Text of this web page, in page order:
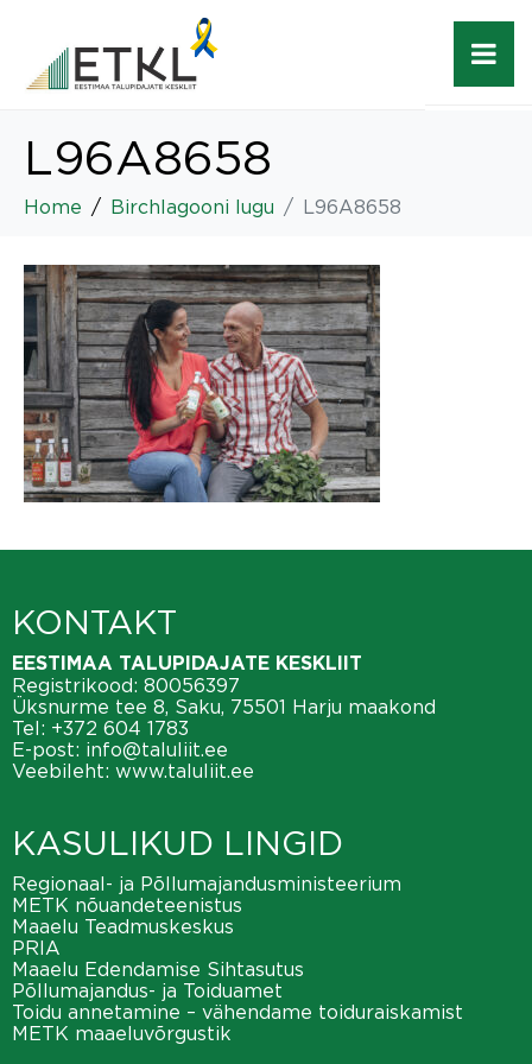
L96A8658
Home Birchlagooni lugu L96A8658
KONTAKT
EESTIMAA TALUPIDAJATE KESKLIIT
Registrikood: 80056397
Üksnurme tee 8, Saku, 75501 Harju maakond
Tel: +372 604 1783
E-post: info@taluliit.ee
Veebileht: www.taluliit.ee
KASULIKUD LINGID
Regionaal- ja Põllumajandusministeerium
METK nõuandeteenistus
Maaelu Teadmuskeskus
PRIA
Maaelu Edendamise Sihtasutus
Põllumajandus- ja Toiduamet
Toidu annetamine – vähendame toiduraiskamist
METK maaeluvõrgustik